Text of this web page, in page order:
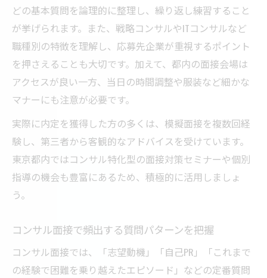
ITコンサル面接で重視される質問と回答例
ITコンサル志望者が備えるべき論理力の強化
ITコンサル面接準備で注意すべきポイント
面接官が評価するITコンサルの特徴的資質
逆質問例で差がつく東京都コンサル選考対策
逆質問が評価につながる理由と活用法
東京都内コンサルで重視される逆質問の工
夫
どの基本質問を論理的に整理し、繰り返し練習すること
が挙げられます。また、戦略コンサルやITコンサルなど
職種別の特徴を理解し、応募先企業が重視するポイント
を押さえることも大切です。加えて、都内の面接会場は
アクセスが良い一方、当日の時間調整や服装など細かな
マナーにも注意が必要です。
実際に内定を獲得した方の多くは、模擬面接を複数回経
験し、第三者から客観的なアドバイスを受けています。
東京都内ではコンサル特化型の面接対策セミナーや個別
指導の機会も豊富にあるため、積極的に活用しましょ
う。
コンサル面接で頻出する質問パターンを把握
コンサル面接では、「志望動機」「自己PR」「これまで
の経験で困難を乗り越えたエピソード」などの定番質問